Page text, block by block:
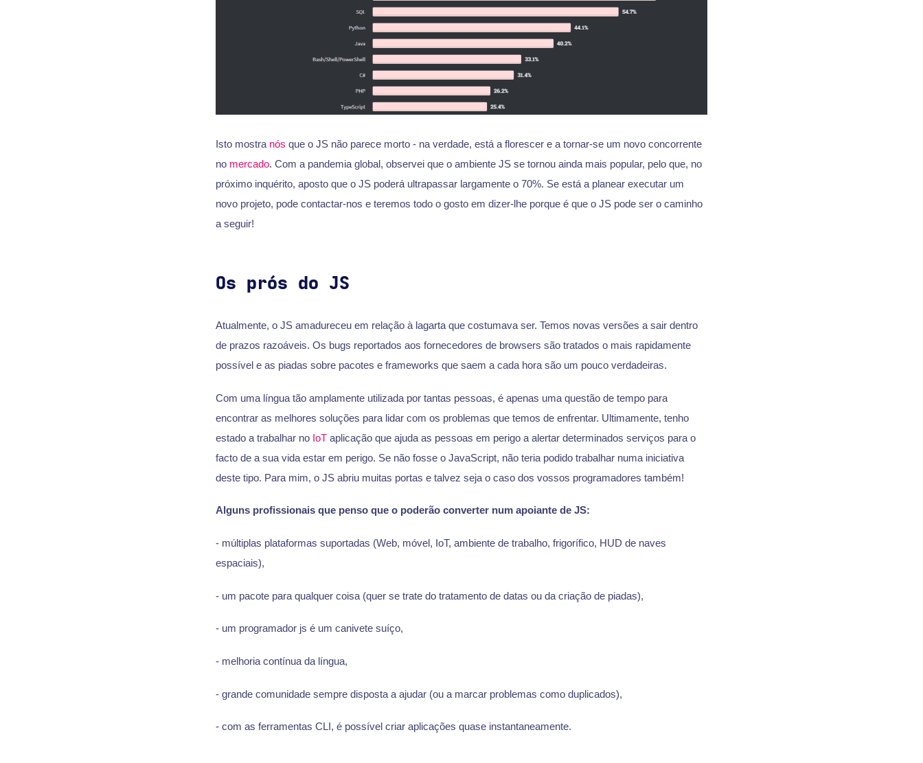
Isto mostra nós que o JS não parece morto - na verdade, está a florescer e a tornar-se um novo concorrente
no mercado. Com a pandemia global, observei que o ambiente JS se tornou ainda mais popular, pelo que, no
próximo inquérito, aposto que o JS poderá ultrapassar largamente o 70%. Se está a planear executar um
novo projeto, pode contactar-nos e teremos todo o gosto em dizer-lhe porque é que o JS pode ser o caminho
a seguir!
Os prós do JS
Atualmente, o JS amadureceu em relação à lagarta que costumava ser. Temos novas versões a sair dentro
de prazos razoáveis. Os bugs reportados aos fornecedores de browsers são tratados o mais rapidamente
possível e as piadas sobre pacotes e frameworks que saem a cada hora são um pouco verdadeiras.
Com uma língua tão amplamente utilizada por tantas pessoas, é apenas uma questão de tempo para
encontrar as melhores soluções para lidar com os problemas que temos de enfrentar. Ultimamente, tenho
estado a trabalhar no IoTaplicação que ajuda as pessoas em perigo a alertar determinados serviços para o
facto de a sua vida estar em perigo. Se não fosse o JavaScript, não teria podido trabalhar numa iniciativa
deste tipo. Para mim, o JS abriu muitas portas e talvez seja o caso dos vossos programadores também!
Alguns profissionais que penso que o poderão converter num apoiante de JS:
- múltiplas plataformas suportadas (Web, móvel, IoT, ambiente de trabalho, frigorífico, HUD de naves
espaciais),
- um pacote para qualquer coisa (quer se trate do tratamento de datas ou da criação de piadas),
- um programador js é um canivete suíço,
- melhoria contínua da língua,
- grande comunidade sempre disposta a ajudar (ou a marcar problemas como duplicados),
- com as ferramentas CLI, é possível criar aplicações quase instantaneamente.